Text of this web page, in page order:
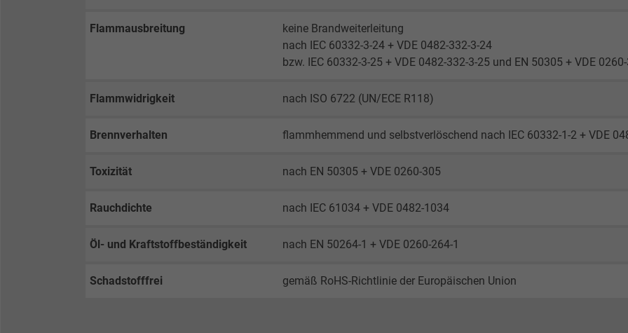
Purpose
Google cookie for website analysis.
Generates statistical data on how the
visitor uses the website.
1 day
Google cookie for website analysis.
visitor uses the website.
_gat_UA-36516539-1, Google Analytics
Flammausbreitung
keine Brandweiterleitung
nach IEC 60332-3-24 + VDE 0482-332-3-24
bzw. IEC 60332-3-25 + VDE 0482-332-3-25 und EN 50305 + VDE
Flammwidrigkeit nach ISO 6722 (UN/ECE R118)
Brennverhalten flammhemmend und selbstverlöschend nach IEC 60332-1-2 + VDE
Toxizität nach EN 50305 + VDE 0260-305
Rauchdichte nach IEC 61034 + VDE 0482-1034
Öl- und Kraftstoffbeständigkeit nach EN 50264-1 + VDE 0260-264-1
Schadstofffrei gemäß RoHS-Richtlinie der Europäischen Union